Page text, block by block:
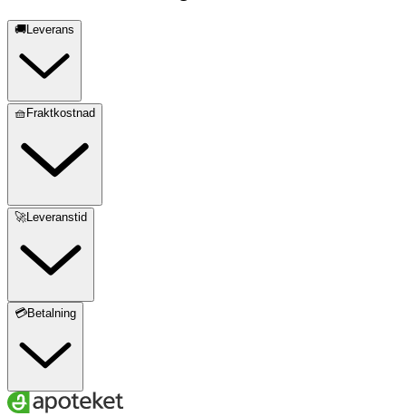
🚚Leverans
🧺Fraktkostnad
🚀Leveranstid
💳Betalning